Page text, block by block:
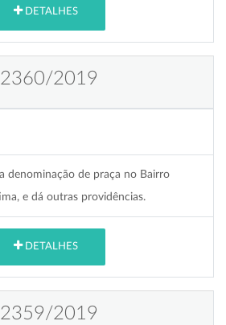
DETALHES
2360/2019
denominação de praça no Bairro
e dá outras providências.
DETALHES
2359/2019